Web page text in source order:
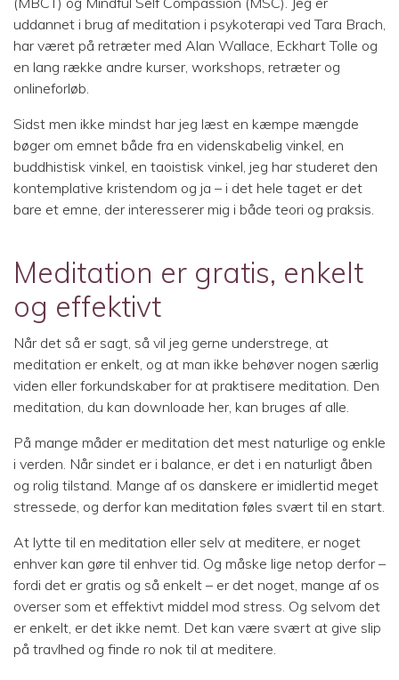
uddannet i brug af meditation i psykoterapi ved Tara Brach,
har været på retræter med Alan Wallace, Eckhart Tolle og
en lang række andre kurser, workshops, retræter og
onlineforløb.
Sidst men ikke mindst har jeg læst en kæmpe mængde
bøger om emnet både fra en videnskabelig vinkel, en
buddhistisk vinkel, en taoistisk vinkel, jeg har studeret den
kontemplative kristendom og ja – i det hele taget er det
bare et emne, der interesserer mig i både teori og praksis.
Meditation er gratis, enkelt
og effektivt
Når det så er sagt, så vil jeg gerne understrege, at
meditation er enkelt, og at man ikke behøver nogen særlig
viden eller forkundskaber for at praktisere meditation. Den
meditation, du kan downloade her, kan bruges af alle.
På mange måder er meditation det mest naturlige og enkle
i verden. Når sindet er i balance, er det i en naturligt åben
og rolig tilstand. Mange af os danskere er imidlertid meget
stressede, og derfor kan meditation føles svært til en start.
At lytte til en meditation eller selv at meditere, er noget
enhver kan gøre til enhver tid. Og måske lige netop derfor –
fordi det er gratis og så enkelt – er det noget, mange af os
overser som et effektivt middel mod stress. Og selvom det
er enkelt, er det ikke nemt. Det kan være svært at give slip
på travlhed og finde ro nok til at meditere.